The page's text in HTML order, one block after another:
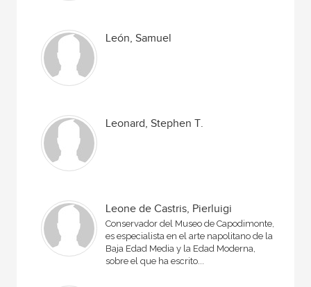
León, Samuel
Leonard, Stephen T.
Leone de Castris, Pierluigi
Conservador del Museo de Capodimonte,
es especialista en el arte napolitano de la
Baja Edad Media y la Edad Moderna,
sobre el que ha escrito...